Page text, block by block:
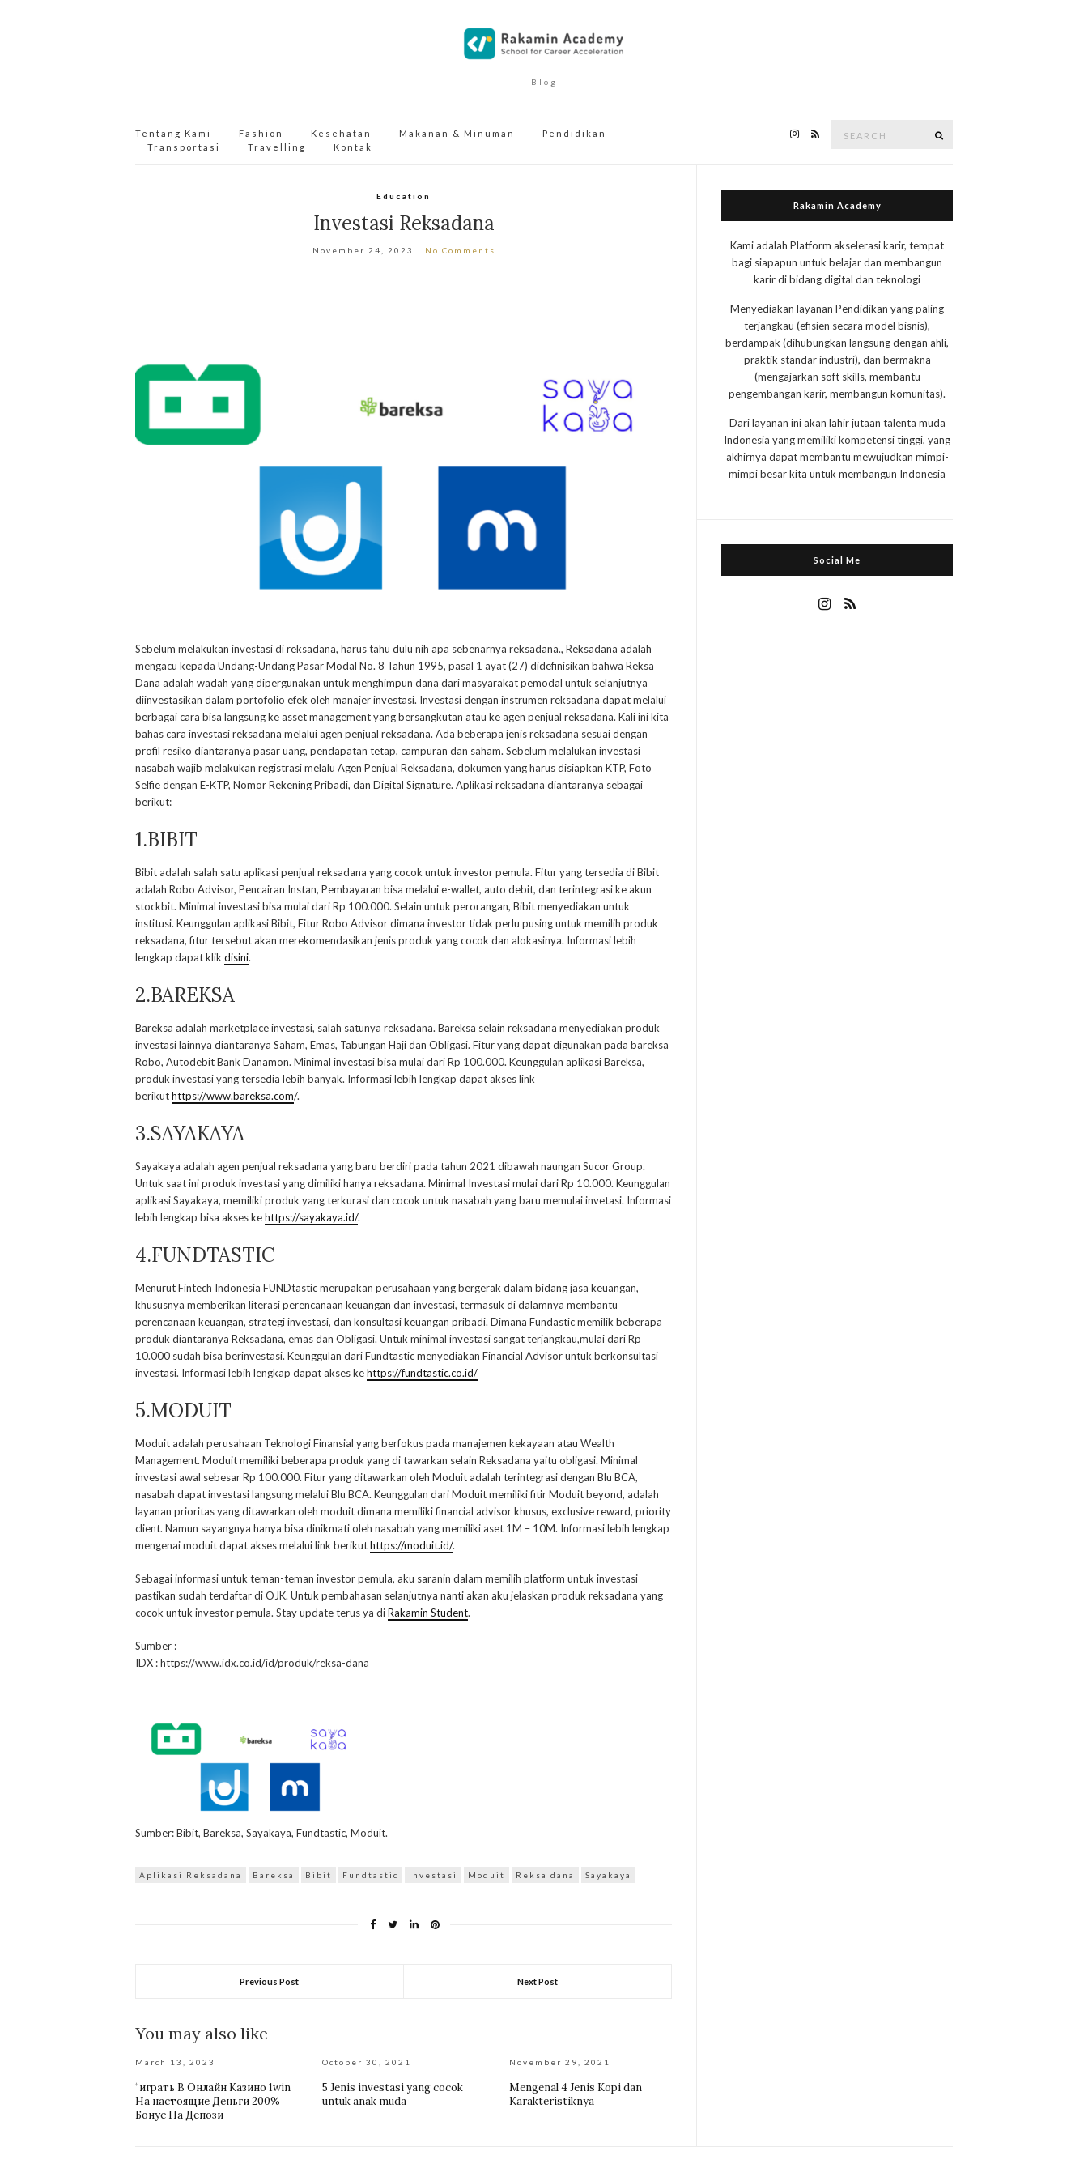
Blog
Tentang Kami Fashion Kesehatan Makanan & Minuman
Pendidikan
Transportasi
Travelling Kontak
Education
Investasi Reksadana
November 24, 2023 No Comments
Sebelum melakukan investasi di reksadana, harus tahu dulu nih apa sebenarnya reksadana., Reksadana adalah
mengacu kepada Undang-Undang Pasar Modal No. 8 Tahun 1995, pasal 1 ayat (27) didefinisikan bahwa Reksa
Dana adalah wadah yang dipergunakan untuk menghimpun dana dari masyarakat pemodal untuk selanjutnya
diinvestasikan dalam portofolio efek oleh manajer investasi. Investasi dengan instrumen reksadana dapat melalui
berbagai cara bisa langsung ke asset management yang bersangkutan atau ke agen penjual reksadana. Kali ini kita
bahas cara investasi reksadana melalui agen penjual reksadana. Ada beberapa jenis reksadana sesuai dengan
profil resiko diantaranya pasar uang, pendapatan tetap, campuran dan saham. Sebelum melalukan investasi
nasabah wajib melakukan registrasi melalu Agen Penjual Reksadana, dokumen yang harus disiapkan KTP, Foto
Selfie dengan E-KTP, Nomor Rekening Pribadi, dan Digital Signature. Aplikasi reksadana diantaranya sebagai
berikut:
1.BIBIT
Bibit adalah salah satu aplikasi penjual reksadana yang cocok untuk investor pemula. Fitur yang tersedia di Bibit
adalah Robo Advisor, Pencairan Instan, Pembayaran bisa melalui e-wallet, auto debit, dan terintegrasi ke akun
stockbit. Minimal investasi bisa mulai dari Rp 100.000. Selain untuk perorangan, Bibit menyediakan untuk
institusi. Keunggulan aplikasi Bibit, Fitur Robo Advisor dimana investor tidak perlu pusing untuk memilih produk
reksadana, fitur tersebut akan merekomendasikan jenis produk yang cocok dan alokasinya. Informasi lebih
lengkap dapat klik disini.
2.BAREKSA
Bareksa adalah marketplace investasi, salah satunya reksadana. Bareksa selain reksadana menyediakan produk
investasi lainnya diantaranya Saham, Emas, Tabungan Haji dan Obligasi. Fitur yang dapat digunakan pada bareksa
Robo, Autodebit Bank Danamon. Minimal investasi bisa mulai dari Rp 100.000. Keunggulan aplikasi Bareksa,
produk investasi yang tersedia lebih banyak. Informasi lebih lengkap dapat akses link
berikuthttps://www.bareksa.com/.
3.SAYAKAYA
Sayakaya adalah agen penjual reksadana yang baru berdiri pada tahun 2021 dibawah naungan Sucor Group.
Untuk saat ini produk investasi yang dimiliki hanya reksadana. Minimal Investasi mulai dari Rp 10.000. Keunggulan
aplikasi Sayakaya, memiliki produk yang terkurasi dan cocok untuk nasabah yang baru memulai invetasi. Informasi
lebih lengkap bisa akses kehttps://sayakaya.id/.
4.FUNDTASTIC
Menurut Fintech Indonesia FUNDtastic merupakan perusahaan yang bergerak dalam bidang jasa keuangan,
khususnya memberikan literasi perencanaan keuangan dan investasi, termasuk di dalamnya membantu
perencanaan keuangan, strategi investasi, dan konsultasi keuangan pribadi. Dimana Fundastic memilik beberapa
produk diantaranya Reksadana, emas dan Obligasi. Untuk minimal investasi sangat terjangkau,mulai dari Rp
10.000 sudah bisa berinvestasi. Keunggulan dari Fundtastic menyediakan Financial Advisor untuk berkonsultasi
investasi. Informasi lebih lengkap dapat akses kehttps://fundtastic.co.id/
5.MODUIT
Moduit adalah perusahaan Teknologi Finansial yang berfokus pada manajemen kekayaan atau Wealth
Management. Moduit memiliki beberapa produk yang di tawarkan selain Reksadana yaitu obligasi. Minimal
investasi awal sebesar Rp 100.000. Fitur yang ditawarkan oleh Moduit adalah terintegrasi dengan Blu BCA,
nasabah dapat investasi langsung melalui Blu BCA. Keunggulan dari Moduit memiliki fitir Moduit beyond, adalah
layanan prioritas yang ditawarkan oleh moduit dimana memiliki financial advisor khusus, exclusive reward, priority
client. Namun sayangnya hanya bisa dinikmati oleh nasabah yang memiliki aset 1M – 10M. Informasi lebih lengkap
mengenai moduit dapat akses melalui link berikuthttps://moduit.id/.
Sebagai informasi untuk teman-teman investor pemula, aku saranin dalam memilih platform untuk investasi
pastikan sudah terdaftar di OJK. Untuk pembahasan selanjutnya nanti akan aku jelaskan produk reksadana yang
cocok untuk investor pemula. Stay update terus ya diRakamin Student.
Sumber :
IDX : https://www.idx.co.id/id/produk/reksa-dana
Sumber: Bibit, Bareksa, Sayakaya, Fundtastic, Moduit.
Aplikasi Reksadana Bareksa Bibit Fundtastic Investasi Moduit Reksa dana Sayakaya
Previous Post Next Post
You may also like
March 13, 2023
“играть В Онлайн Казино 1win
На настоящие Деньги 200%
Бонус На Депози
October 30, 2021
5 Jenis investasi yang cocok
untuk anak muda
November 29, 2021
Mengenal 4 Jenis Kopi dan
Karakteristiknya
Rakamin Academy
Kami adalah Platform akselerasi karir, tempat
bagi siapapun untuk belajar dan membangun
karir di bidang digital dan teknologi
Menyediakan layanan Pendidikan yang paling
terjangkau (efisien secara model bisnis),
berdampak (dihubungkan langsung dengan ahli,
praktik standar industri), dan bermakna
(mengajarkan soft skills, membantu
pengembangan karir, membangun komunitas).
Dari layanan ini akan lahir jutaan talenta muda
Indonesia yang memiliki kompetensi tinggi, yang
akhirnya dapat membantu mewujudkan mimpi-
mimpi besar kita untuk membangun Indonesia
Social Me